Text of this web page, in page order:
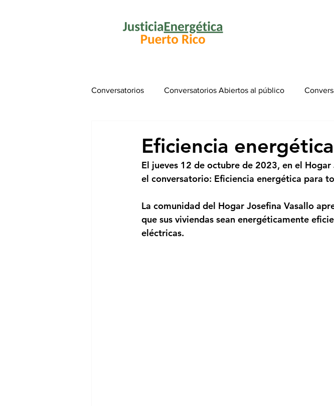
Conversatorios Conversatorios Abiertos al público
Eficiencia
El jueves 12 de octubre de 2023, en el
el conversatorio: Eficiencia energética para
La comunidad del Hogar Josefina Vasallo
que sus viviendas sean energéticamente
eléctricas.